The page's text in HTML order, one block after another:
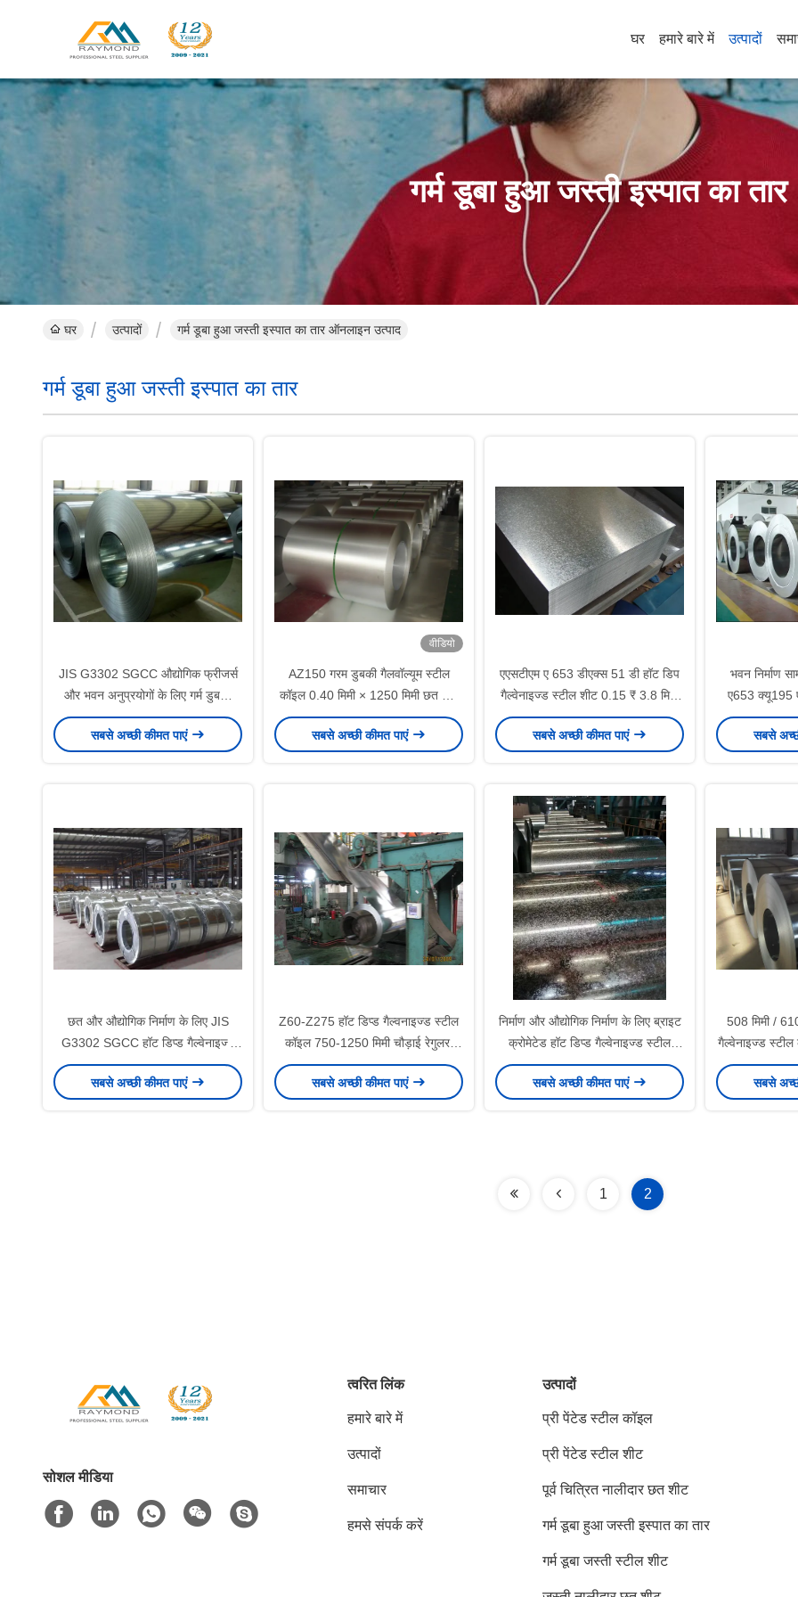
घर हमारे बारे में उत्पादों
गर्म डूबा हुआ जस्ती इस्पात का तार
घर उत्पादों गर्म डूबा हुआ जस्ती इस्पात का तार ऑनलाइन उत्पाद
गर्म डूबा हुआ जस्ती इस्पात का तार
JIS G3302 SGCC औद्योगिक फ्रीजर्स
और भवन अनुप्रयोगों के लिए गर्म डुबकी
जस्ती स्टील कॉइल Z60?? Z275
सबसे अच्छी कीमत पाएं
वीडियो
AZ150 गरम डुबकी गैलवॉल्यूम स्टील
कॉइल 0.40 मिमी × 1250 मिमी छत और
हीट एक्सचेंजर अनुप्रयोगों के लिए
सबसे अच्छी कीमत पाएं
एएसटीएम ए 653 डीएक्स 51 डी हॉट डिप
गैल्वेनाइज्ड स्टील शीट 0.15 ₹ 3.8 मिमी
क्रोमाटेड Z60 ₹ Z275 उपकरण और
प्रकाश घटक के लिए
सबसे अच्छी कीमत पाएं
भवन निर्माण
ए653 क्यू195
स्पैंगल हॉट
सबसे
छत और औद्योगिक निर्माण के लिए JIS
G3302 SGCC हॉट डिप्ड गैल्वेनाइज्ड
स्टील कॉइल Z60-Z275
सबसे अच्छी कीमत पाएं
Z60-Z275 हॉट डिप्ड गैल्वनाइज्ड स्टील
कॉइल 750-1250 मिमी चौड़ाई रेगुलर,
मिनी और जीरो स्पैंगल के साथ
सबसे अच्छी कीमत पाएं
निर्माण और औद्योगिक निर्माण के लिए ब्राइट
क्रोमेटेड हॉट डिप्ड गैल्वेनाइज्ड स्टील
कॉइल्स 40-450 ग्राम/वर्ग मीटर जिंक
कोटिंग
सबसे अच्छी कीमत पाएं
508 मिमी /
गैल्वेनाइज्ड
चौड़ाई
सबसे
1 2
सोशल मीडिया
त्वरित लिंक
हमारे बारे में
उत्पादों
समाचार
हमसे संपर्क करें
उत्पादों
प्री पेंटेड स्टील कॉइल
प्री पेंटेड स्टील शीट
पूर्व चित्रित नालीदार छत शीट
गर्म डूबा हुआ जस्ती इस्पात का तार
गर्म डूबा जस्ती स्टील शीट